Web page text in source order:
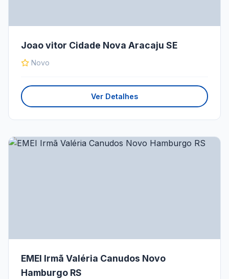
Joao vitor Cidade Nova Aracaju SE
Novo
Ver Detalhes
EMEI Irmã Valéria Canudos Novo
Hamburgo RS